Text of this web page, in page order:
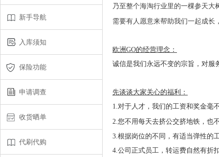
新手导航
入库须知
保险功能
申请调查
收货晒单
代刷代购
乃至整个海淘行业里的一棵参天
需要有人愿意来帮助我们一起成长
欧洲GO的经营理念：
诚信是我们永远不变的宗旨，对服
先谈谈大家关心的福利：
1.对于人才，我们的工资和奖金毫
2.您不用每天去挤公交挤地铁，也
3.根据岗位的不同，有适当弹性的
4.公司正式员工，转运费自然有折